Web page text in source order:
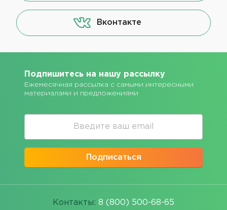
Вконтакте
Подпишитесь на нашу рассылку
Ежемесячная рассылка с самыми интересными
материалами и предложениями
Подписаться
Контакты: 8 (800) 500-68-65